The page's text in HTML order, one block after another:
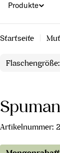
Produkte
Startseite
Artikelnummer: